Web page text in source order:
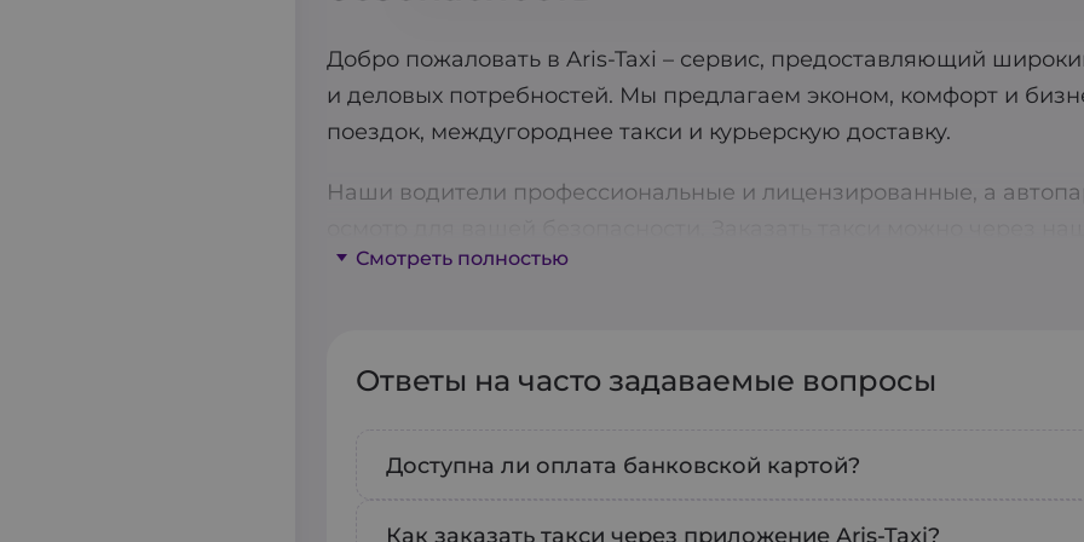
Добро пожаловать в Aris-Taxi – сервис, предоставляющий
и деловых потребностей. Мы предлагаем эконом, комфорт и
поездок, междугороднее такси и курьерскую доставку.
Наши водители профессиональные и лицензированные, а
бота, что позволяет быстро и без лишних хлопот получить
Для вашего удобства доступна функция оплаты через терминал,
Безопасность – наш приоритет: все водители проходят
Смотреть полностью
Ответы на часто задаваемые вопросы
Доступна ли оплата банковской картой?
Да, вы можете выбрать любой удобный формат
Как заказать такси через приложение Aris-Taxi?